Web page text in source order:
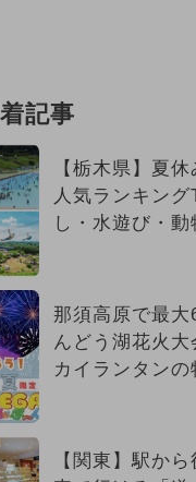
記事
【栃木県】夏
人気ランキン
し・水遊び・動
那須高原で最大
んどう湖花火
カイランタンの
【関東】駅か